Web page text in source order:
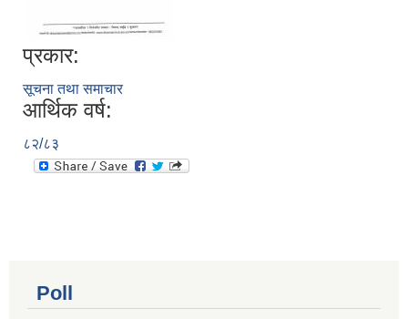
प्रकार:
सूचना तथा समाचार
आर्थिक वर्ष:
८२/८३
Poll